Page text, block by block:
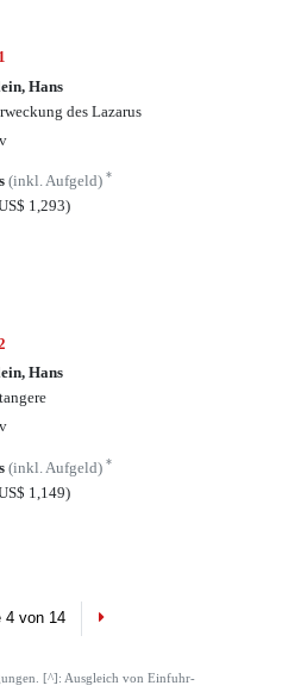
Hans
des Lazarus
(inkl. Aufgeld)*
1,293)
Hans
(inkl. Aufgeld)*
1,149)
4 von 14 Next
[^]: Ausgleich von Einfuhr-